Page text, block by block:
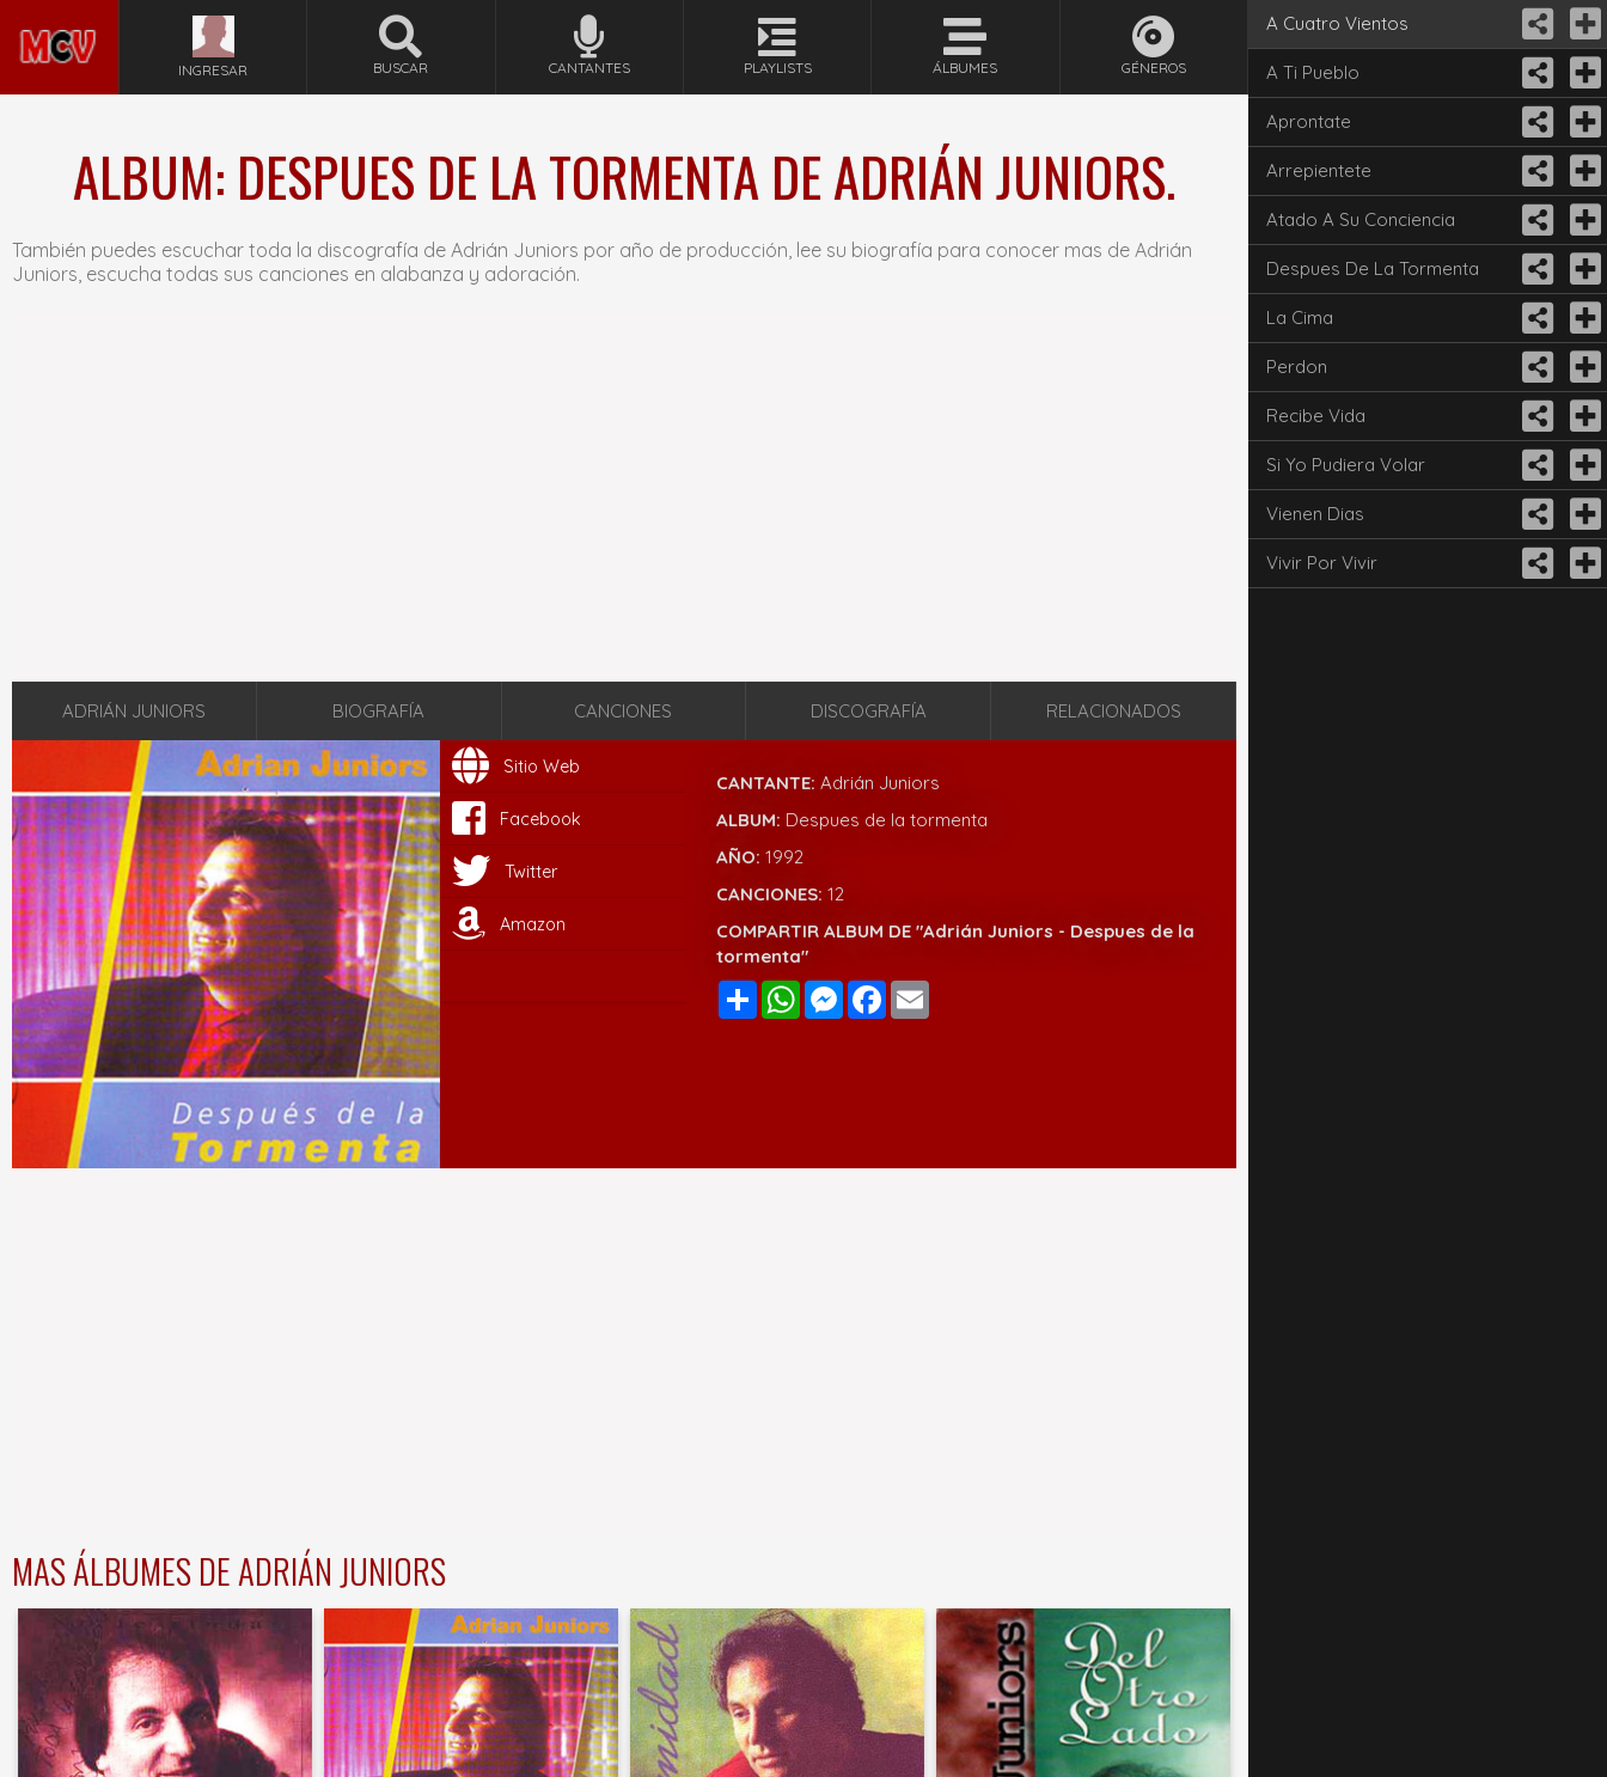
INGRESAR BUSCAR CANTANTES PLAYLISTS ÁLBUMES GÉNEROS
ALBUM: DESPUES DE LA TORMENTA DE ADRIÁN JUNIORS.
También puedes escuchar toda la discografía de Adrián Juniors por año de producción, lee su biografía para conocer mas de Adrián
Juniors, escucha todas sus canciones en alabanza y adoración.
ADRIÁN JUNIORS BIOGRAFÍA CANCIONES DISCOGRAFÍA RELACIONADOS
Sitio Web
Facebook
Twitter
Amazon
CANTANTE:Adrián Juniors
ALBUM: Despues de la tormenta
AÑO:1992
CANCIONES:12
COMPARTIR ALBUM DE "Adrián Juniors - Despues de la
tormenta"
Compartir
WhatsAppMessenger
Facebook
MAS ÁLBUMES DE ADRIÁN JUNIORS
A Cuatro Vientos
A Ti Pueblo
Aprontate
Arrepientete
Atado A Su Conciencia
Despues De La Tormenta
La Cima
Perdon
Recibe Vida
Si Yo Pudiera Volar
Vienen Dias
Vivir Por Vivir